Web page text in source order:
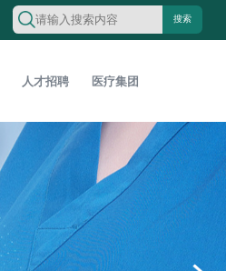
人才招聘 医疗集团
搜索